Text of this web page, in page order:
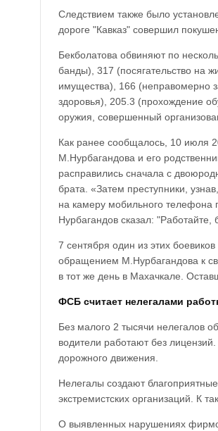
Следствием также было
дороге "Кавказ" совершил
Бекболатова обвиняют по
банды), 317 (посягательство на
имущества), 166 (неправомерно
здоровья), 205.3 (прохождение
оружия, совершенный
Как ранее сообщалось, 10 июля
М.Нурбагандова и его
расправились сначала с
брата. «Затем преступники,
на камеру мобильного телефона
Нурбагандов сказал: "Работайте,
7 сентября один из этих
обращением М.Нурбагандова к
в тот же день в Махачкале.
ФСБ считает нелегалами
Без малого 2 тысячи нелегалов
водители работают без
дорожного движения.
Нелегалы создают
экстремистских организаций. К
О выявленных нарушениях